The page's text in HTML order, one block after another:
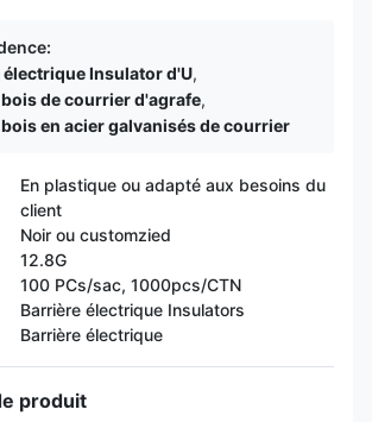
électrique Insulator d'U,
de courrier d'agrafe,
en acier galvanisés de courrier
En plastique ou adapté aux besoins du
client
Noir ou customzied
12.8G
100 PCs/sac, 1000pcs/CTN
Barrière électrique Insulators
Barrière électrique
produit